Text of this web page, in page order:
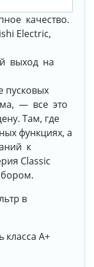
качество.
Electric,
выход на
пусковых
— все это
Там, где
функциях, а
к
Classic
в
класса А+